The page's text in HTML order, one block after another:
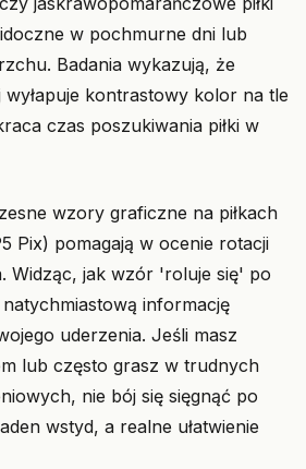
w pochmurne dni lub
Badania wykazują, że
kontrastowy kolor na tle
czas poszukiwania piłki w
wzory graficzne na piłkach
Pix) pomagają w ocenie rotacji
Widząc, jak wzór 'roluje się' po
informację
uderzenia. Jeśli masz
lub często grasz w trudnych
nie bój się sięgnąć po
wstyd, a realne ułatwienie